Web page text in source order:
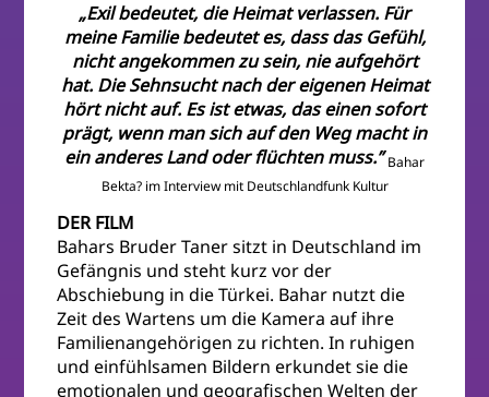
„Exil bedeutet, die Heimat verlassen. Für
meine Familie bedeutet es, dass das Gefühl,
nicht angekommen zu sein, nie aufgehört
hat. Die Sehnsucht nach der eigenen Heimat
hört nicht auf. Es ist etwas, das einen sofort
prägt, wenn man sich auf den Weg macht in
ein anderes Land oder flüchten muss.” Bahar
Bekta? im Interview mit Deutschlandfunk Kultur
DER FILM
Bahars Bruder Taner sitzt in Deutschland im
Gefängnis und steht kurz vor der
Abschiebung in die Türkei. Bahar nutzt die
Zeit des Wartens um die Kamera auf ihre
Familienangehörigen zu richten. In ruhigen
und einfühlsamen Bildern erkundet sie die
emotionalen und geografischen Welten der